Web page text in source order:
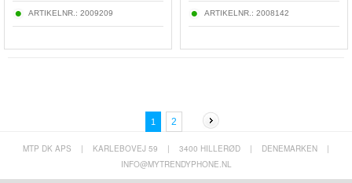
ARTIKELNR.: 2009209 ARTIKELNR.: 2008142
1 2
MTP DK APS | KARLEBOVEJ 59 | 3400 HILLERØD | DENEMARKEN
|
INFO@MYTRENDYPHONE.NL